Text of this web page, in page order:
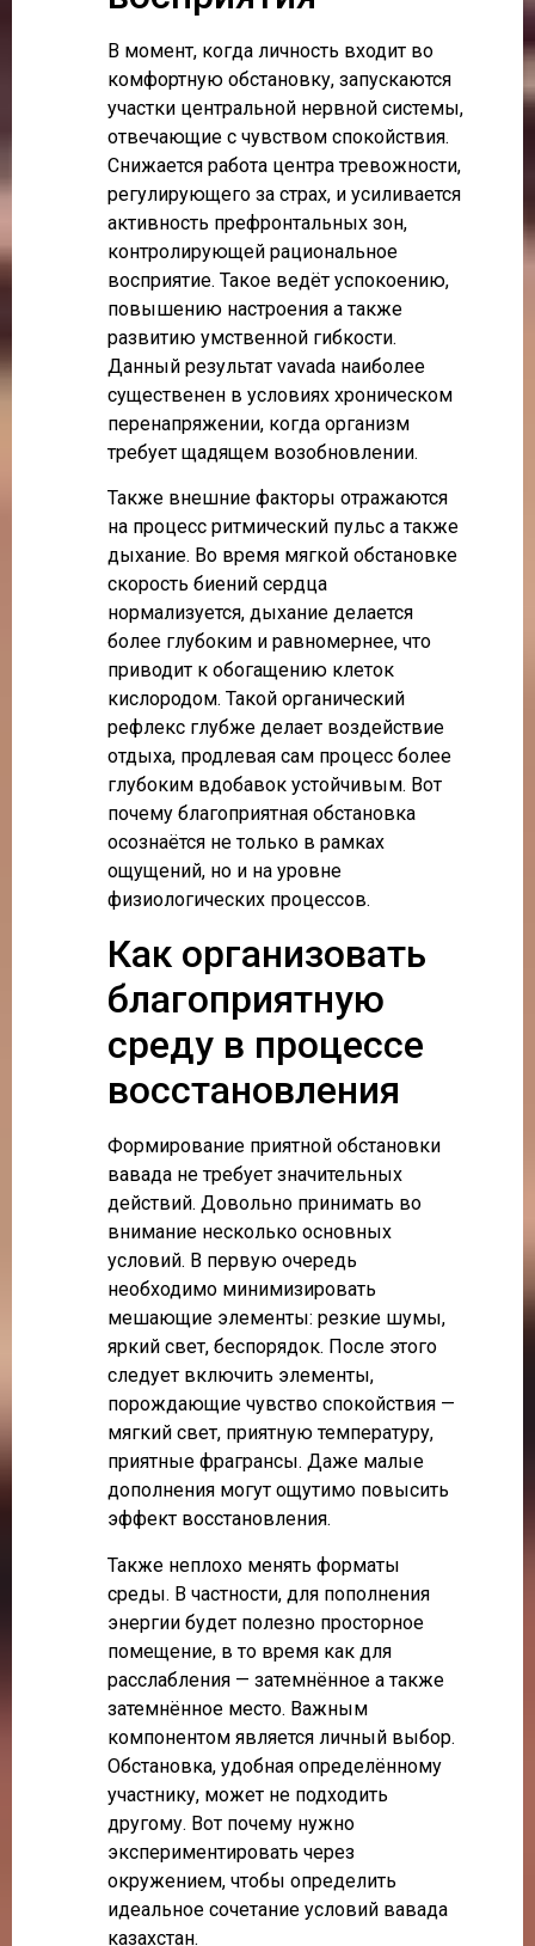
В момент, когда личность входит во
комфортную обстановку, запускаются
участки центральной нервной системы,
отвечающие с чувством спокойствия.
Снижается работа центра тревожности,
регулирующего за страх, и усиливается
активность префронтальных зон,
контролирующей рациональное
восприятие. Такое ведёт успокоению,
повышению настроения а также
развитию умственной гибкости.
Данный результат vavada наиболее
существенен в условиях хроническом
перенапряжении, когда организм
требует щадящем возобновлении.
Также внешние факторы отражаются
на процесс ритмический пульс а также
дыхание. Во время мягкой обстановке
скорость биений сердца
нормализуется, дыхание делается
более глубоким и равномернее, что
приводит к обогащению клеток
кислородом. Такой органический
рефлекс глубже делает воздействие
отдыха, продлевая сам процесс более
глубоким вдобавок устойчивым. Вот
почему благоприятная обстановка
осознаётся не только в рамках
ощущений, но и на уровне
физиологических процессов.
Как организовать
благоприятную
среду в процессе
восстановления
Формирование приятной обстановки
вавада не требует значительных
действий. Довольно принимать во
внимание несколько основных
условий. В первую очередь
необходимо минимизировать
мешающие элементы: резкие шумы,
яркий свет, беспорядок. После этого
следует включить элементы,
порождающие чувство спокойствия —
мягкий свет, приятную температуру,
приятные фрагрансы. Даже малые
дополнения могут ощутимо повысить
эффект восстановления.
Также неплохо менять форматы
среды. В частности, для пополнения
энергии будет полезно просторное
помещение, в то время как для
расслабления — затемнённое а также
затемнённое место. Важным
компонентом является личный выбор.
Обстановка, удобная определённому
участнику, может не подходить
другому. Вот почему нужно
экспериментировать через
окружением, чтобы определить
идеальное сочетание условий вавада
казахстан.